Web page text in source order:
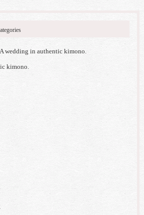
wedding in authentic kimono.
kimono.